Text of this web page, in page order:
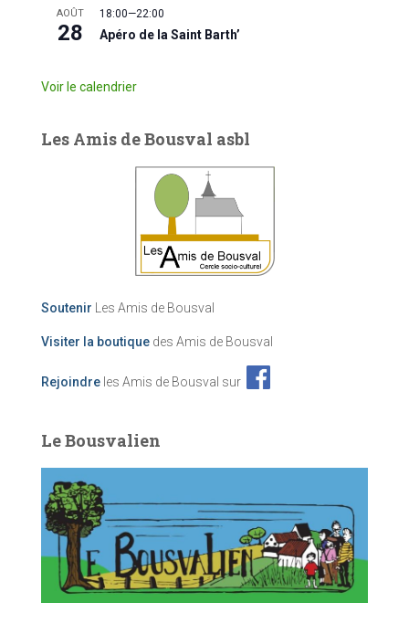
AOÛT
28
18:00—22:00
Apéro de la Saint Barth’
Voir le calendrier
Les Amis de Bousval asbl
Soutenir Les Amis de Bousval
Visiter la boutique des Amis de Bousval
Rejoindre les Amis de Bousval sur
Le Bousvalien